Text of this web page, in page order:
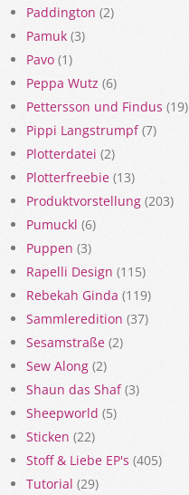
Paddington (2)
Pamuk (3)
Pavo (1)
Peppa Wutz (6)
Pettersson und Findus (19)
Pippi Langstrumpf(7)
Plotterdatei (2)
Plotterfreebie (13)
Produktvorstellung (203)
Pumuckl (6)
Puppen (3)
Rapelli Design (115)
Rebekah Ginda (119)
Sammleredition (37)
Sesamstraße (2)
Sew Along (2)
Shaun das Shaf(3)
Sheepworld (5)
Sticken (22)
Stoff & Liebe EP's (405)
Tutorial (29)